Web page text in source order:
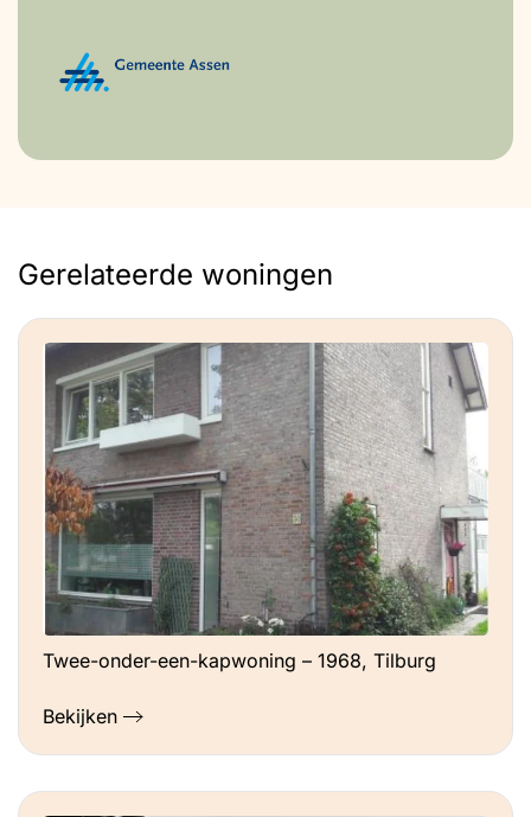
Gerelateerde woningen
Twee-onder-een-kapwoning – 1968, Tilburg
Bekijken